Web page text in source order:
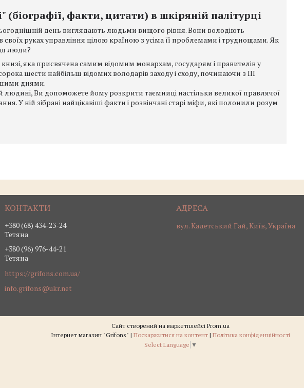
(біографії, факти, цитати) в шкіряній палітурці
день виглядають людьми вищого рівня. Вони володіють
руках управління цілою країною з усіма її проблемами і труднощами. Як
люди?
яка присвячена самим відомим монархам, государям і правителів у
сорока шести найбільш відомих володарів заходу і сходу, починаючи з III
днями.
Ви допоможете йому розкрити таємниці настільки великої правлячої
У ній зібрані найцікавіші факти і розвінчані старі міфи, які полонили розум
+380 (68) 434-23-24
Тетяна
+380 (96) 976-44-21
Тетяна
https://grifons.com.ua/
info.grifons@ukr.net
вул. Кадетський Гай, Київ, Україна
Сайт створений на маркетплейсі Prom.ua
Інтернет магазин "Grifons" | Поскаржитися на контент | Політика конфіденційності
Select Language ▼